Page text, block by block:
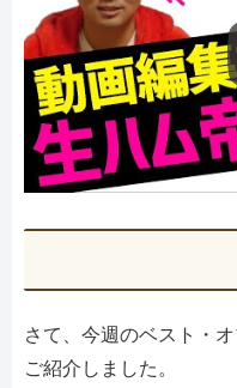
さて、今週のベスト・
ご紹介しました。